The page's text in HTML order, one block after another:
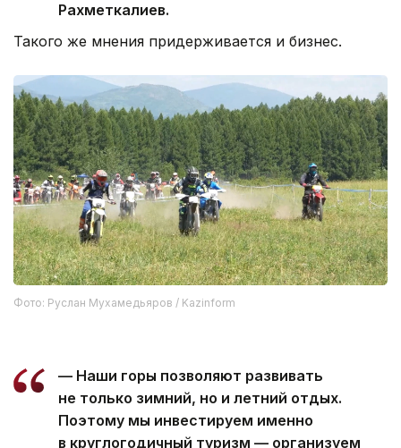
Рахметкалиев.
Такого же мнения придерживается и бизнес.
Фото: Руслан Мухамедьяров / Kazinform
— Наши горы позволяют развивать
не только зимний, но и летний отдых.
Поэтому мы инвестируем именно
в круглогодичный туризм — организуем